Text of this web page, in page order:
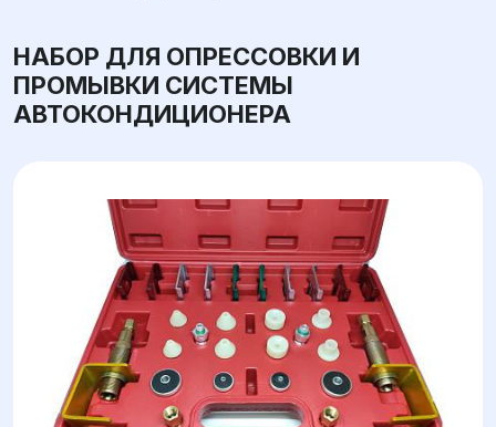
НАБОР ДЛЯ ОПРЕССОВКИ И
ПРОМЫВКИ СИСТЕМЫ
АВТОКОНДИЦИОНЕРА